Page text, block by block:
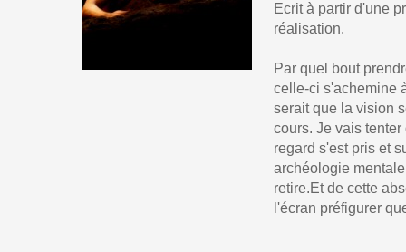
Ecrit à partir d'une
réalisation.
Par quel bout
celle-ci s'achemine
serait que la vision
cours. Je vais
regard s'est pris et
archéologie
retire.Et de cette
l'écran préfigurer